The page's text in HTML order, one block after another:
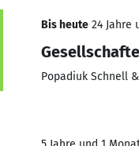
Bis heute 24 Jahre
Popadiuk Schnell